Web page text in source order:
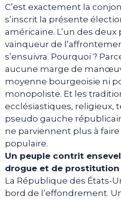
C’est exactement la
s’inscrit la présente
américaine. L’un des deux
vainqueur de
s’ensuivra. Pourquoi ?
aucune marge de
moyenne bourgeoisie ni
monopoliste. Et les
ecclésiastiques, religieux,
pseudo gauche
ne parviennent plus à
populaire.
Un peuple contrit
drogue et de prostitution
La République des États-
bord de l’effondrement.